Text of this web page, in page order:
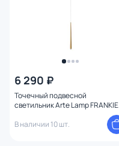
6 290 ₽
Точечный подвесной
светильник Arte Lamp FRANKIE
В наличии 10 шт.